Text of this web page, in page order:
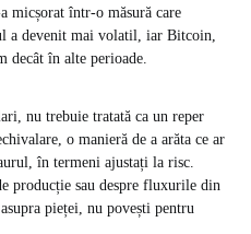
micșorat într-o măsură care
a devenit mai volatil, iar Bitcoin,
decât în alte perioade.
nu trebuie tratată ca un reper
o manieră de a arăta ce ar
în termeni ajustați la risc.
producție sau despre fluxurile din
pieței, nu povești pentru